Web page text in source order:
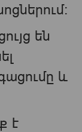
են
և
է